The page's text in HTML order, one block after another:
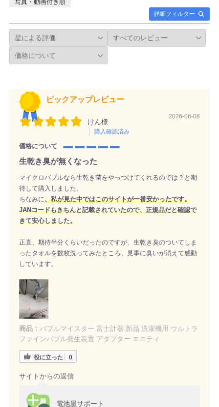
詳細フィルター
写真・動画付き順
ピックアップレビュー
けん様
購入確認済み
2026-06-08
価格について
生乾き臭が無くなった
マイクロバブルなら生乾き菌をやっつけてくれるのでは？と期
待して購入しました。
ちなみに、私が見た中ではこのサイトが一番安かったです。
JANコードもきちんと記載されていたので、正規品だと確認で
きて安心しました。
正直、期待半分くらいだったのですが、生乾き臭のついてしま
ったタオルを数枚洗ってみたところ、見事に臭いが消えて感動
しています。
商品： バブルマイスター 富士計器 新品 洗濯機用 ウルトラ
ファインバブル発生装置 アダプター エニティ
役に立った 0
サイトからの返信
電池屋サポート